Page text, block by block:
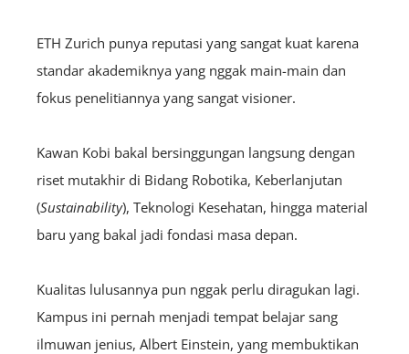
ETH Zurich punya reputasi yang sangat kuat karena
standar akademiknya yang nggak main-main dan
fokus penelitiannya yang sangat visioner.
Kawan Kobi bakal bersinggungan langsung dengan
riset mutakhir di Bidang Robotika, Keberlanjutan
(Sustainability), Teknologi Kesehatan, hingga material
baru yang bakal jadi fondasi masa depan.
Kualitas lulusannya pun nggak perlu diragukan lagi.
Kampus ini pernah menjadi tempat belajar sang
ilmuwan jenius, Albert Einstein, yang membuktikan